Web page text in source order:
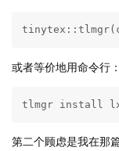
或者等价地用命令行：
tlmgr install
第二个顾虑是我在那